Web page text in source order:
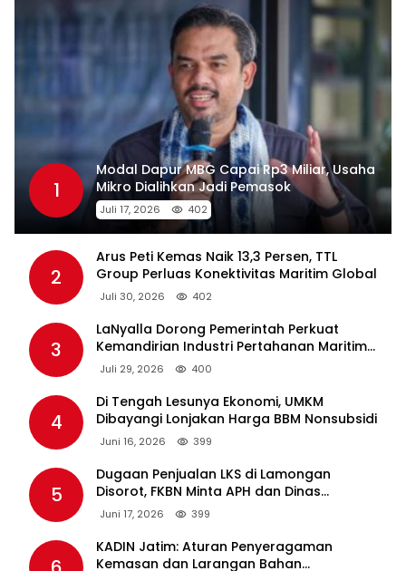
1
Modal Dapur MBG Capai Rp3 Miliar, Usaha
Mikro Dialihkan Jadi Pemasok
Juli 17, 2026 402
2
Arus Peti Kemas Naik 13,3 Persen, TTL
Group Perluas Konektivitas Maritim Global
Juli 30, 2026 402
3
LaNyalla Dorong Pemerintah Perkuat
Kemandirian Industri Pertahanan Maritim
Lewat PT PAL
Juli 29, 2026 400
4
Di Tengah Lesunya Ekonomi, UMKM
Dibayangi Lonjakan Harga BBM Nonsubsidi
Juni 16, 2026 399
5
Dugaan Penjualan LKS di Lamongan
Disorot, FKBN Minta APH dan Dinas
Pendidikan Bertindak Tegas.
Juni 17, 2026 399
KADIN Jatim: Aturan Penyeragaman
Kemasan dan Larangan Bahan